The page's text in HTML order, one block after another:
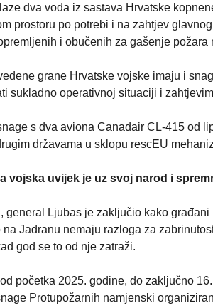
dva voda iz sastava Hrvatske
prostoru po potrebi i na zahtjev
i obučenih za gašenje požara
grane Hrvatske vojske imaju i
sukladno operativnoj situaciji i
s dva aviona Canadair CL-415 od
državama u sklopu rescEU
vojska uvijek je uz svoj narod i
general Ljubas je zaključio kako
na Jadranu nemaju razloga za
god se to od nje zatraži.
početka 2025. godine, do zaključno
Protupožarnih namjenski